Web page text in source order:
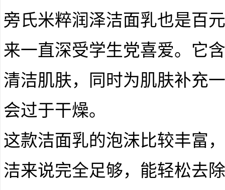
旁氏米粹润泽洁面乳也是百
来一直深受学生党喜爱。它
清洁肌肤，同时为肌肤补充
会过于干燥。
这款洁面乳的泡沫比较丰富
洁来说完全足够，能轻松去